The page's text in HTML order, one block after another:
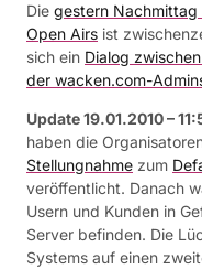
Die gestern
Open Airs ist
sich ein Dialog
der wacken.com-
Update 19.01.2010 –
haben die
Stellungnahme zum
veröffentlicht. Danach
Usern und Kunden in
Server befinden. Die
Systems auf einen